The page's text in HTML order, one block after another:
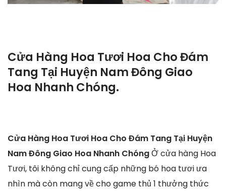
Cửa Hàng Hoa Tươi Hoa Cho Đám
Tang Tại Huyện Nam Đông Giao
Hoa Nhanh Chóng.
Cửa Hàng Hoa Tươi Hoa Cho Đám Tang Tại Huyện
Nam Đông Giao Hoa Nhanh ChóngỞ cửa hàng Hoa
Tươi, tôi không chỉ cung cấp những bó hoa tươi ưa
nhìn mà còn mang về cho game thủ 1 thưởng thức